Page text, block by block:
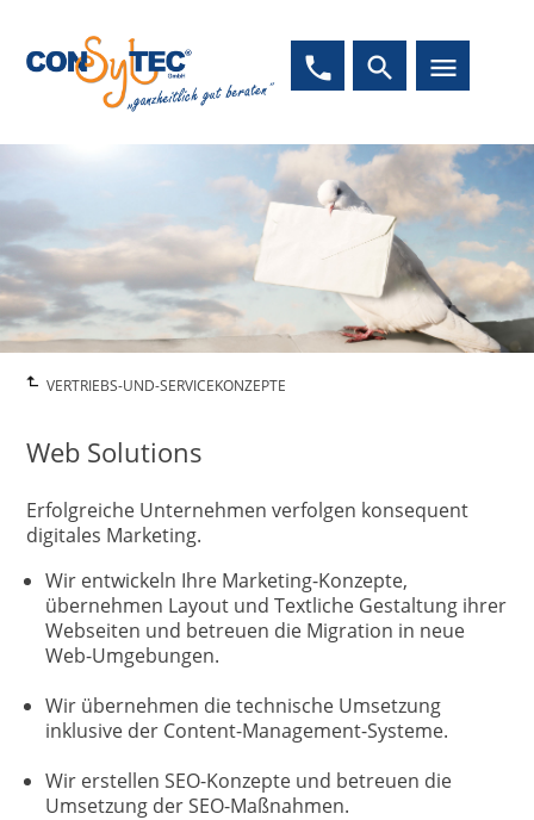
phone search menu
VERTRIEBS-UND-SERVICEKONZEPTE
Web Solutions
Erfolgreiche Unternehmen verfolgen konsequent
digitales Marketing.
Wir entwickeln Ihre Marketing-Konzepte,
übernehmen Layout und Textliche Gestaltung ihrer
Webseiten und betreuen die Migration in neue
Web-Umgebungen.
Wir übernehmen die technische Umsetzung
inklusive der Content-Management-Systeme.
Wir erstellen SEO-Konzepte und betreuen die
Umsetzung der SEO-Maßnahmen.